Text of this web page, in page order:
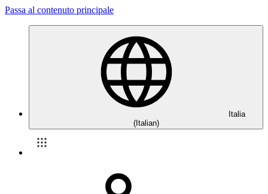
Passa al contenuto principale
Italia
(Italian)